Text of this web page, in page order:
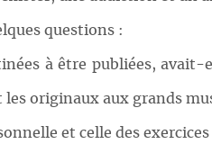
questions :
à être publiées,
originaux aux grands
et celle des